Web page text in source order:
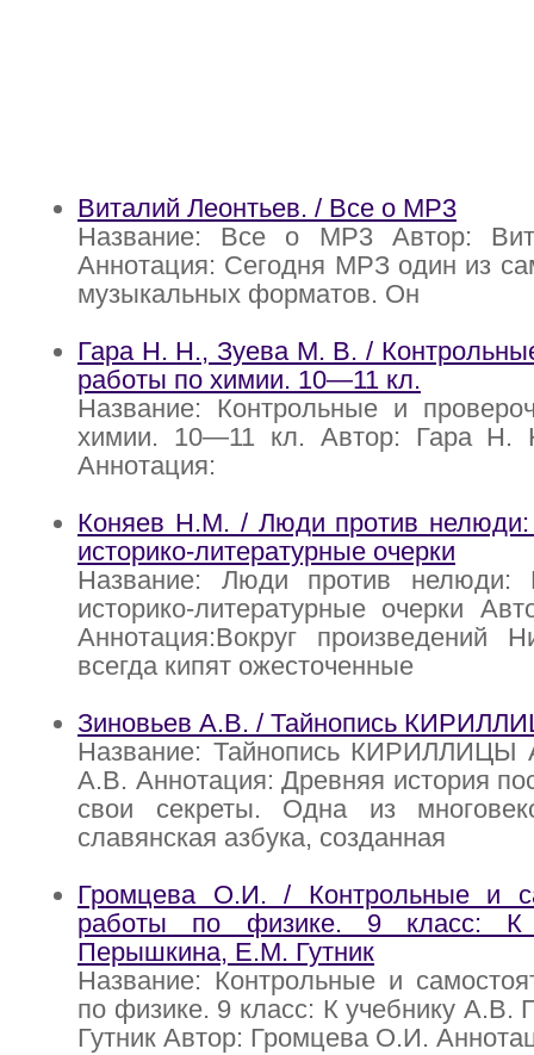
Виталий Леонтьев. / Все о MP3
Название: Все о MP3 Автор:
Аннотация: Сегодня МРЗ один из
музыкальных форматов. Он
Гара Н. Н., Зуева М. В. /
работы по химии. 10—11 кл.
Название: Контрольные и
химии. 10—11 кл. Автор: Гара
Аннотация:
Коняев Н.М. / Люди против нелюди:
историко-литературные очерки
Название: Люди против нелюди:
историко-литературные очерки
Аннотация:Вокруг произведений
всегда кипят ожесточенные
Зиновьев А.В. / Тайнопись
Название: Тайнопись КИРИЛЛИЦЫ
А.В. Аннотация: Древняя история
свои секреты. Одна из
славянская азбука, созданная
Громцева О.И. / Контрольные и
работы по физике. 9 класс: К
Перышкина, Е.М. Гутник
Название: Контрольные и
по физике. 9 класс: К учебнику
Гутник Автор: Громцева О.И.